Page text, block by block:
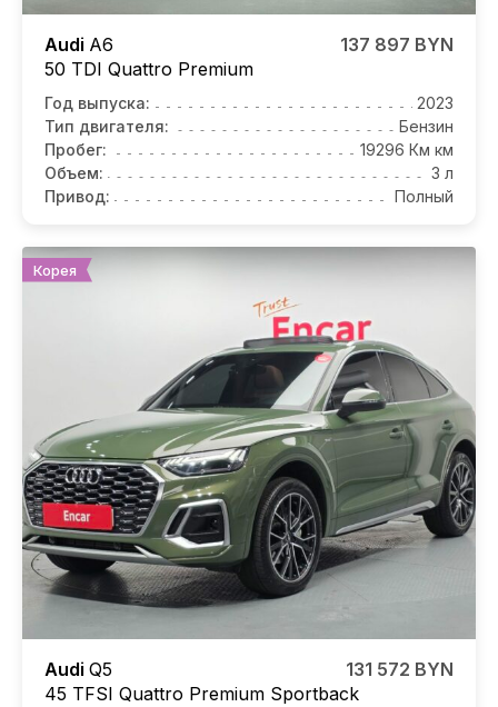
Audi A6
50 TDI Quattro Premium
137 897 BYN
Год выпуска:
2023
Тип двигателя:
Бензин
Пробег:
19296 Км км
Объем:
3 л
Привод:
Полный
Корея
Audi Q5
45 TFSI Quattro Premium Sportback
131 572 BYN